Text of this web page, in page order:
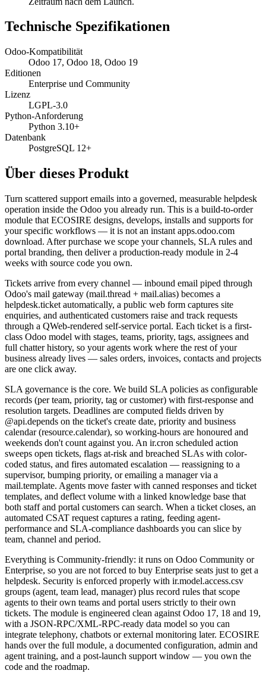
Technische Spezifikationen
Odoo-Kompatibilität
Odoo 17, Odoo 18, Odoo 19
Editionen
Enterprise und Community
Lizenz
LGPL-3.0
Python-Anforderung
Python 3.10+
Datenbank
PostgreSQL 12+
Über dieses Produkt
Turn scattered support emails into a governed, measurable helpdesk
operation inside the Odoo you already run. This is a build-to-order
module that ECOSIRE designs, develops, installs and supports for
your specific workflows — it is not an instant apps.odoo.com
download. After purchase we scope your channels, SLA rules and
portal branding, then deliver a production-ready module in 2-4
weeks with source code you own.
Tickets arrive from every channel — inbound email piped through
Odoo's mail gateway (mail.thread + mail.alias) becomes a
helpdesk.ticket automatically, a public web form captures site
enquiries, and authenticated customers raise and track requests
through a QWeb-rendered self-service portal. Each ticket is a first-
class Odoo model with stages, teams, priority, tags, assignees and
full chatter history, so your agents work where the rest of your
business already lives — sales orders, invoices, contacts and projects
are one click away.
SLA governance is the core. We build SLA policies as configurable
records (per team, priority, tag or customer) with first-response and
resolution targets. Deadlines are computed fields driven by
@api.depends on the ticket's create date, priority and business
calendar (resource.calendar), so working-hours are honoured and
weekends don't count against you. An ir.cron scheduled action
sweeps open tickets, flags at-risk and breached SLAs with color-
coded status, and fires automated escalation — reassigning to a
supervisor, bumping priority, or emailing a manager via a
mail.template. Agents move faster with canned responses and ticket
templates, and deflect volume with a linked knowledge base that
both staff and portal customers can search. When a ticket closes, an
automated CSAT request captures a rating, feeding agent-
performance and SLA-compliance dashboards you can slice by
team, channel and period.
Everything is Community-friendly: it runs on Odoo Community or
Enterprise, so you are not forced to buy Enterprise seats just to get a
helpdesk. Security is enforced properly with ir.model.access.csv
groups (agent, team lead, manager) plus record rules that scope
agents to their own teams and portal users strictly to their own
tickets. The module is engineered clean against Odoo 17, 18 and 19,
with a JSON-RPC/XML-RPC-ready data model so you can
integrate telephony, chatbots or external monitoring later. ECOSIRE
hands over the full module, a documented configuration, admin and
agent training, and a post-launch support window — you own the
code and the roadmap.